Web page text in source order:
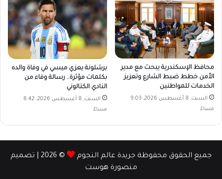
محافظ الإسكندرية يبحث مع مدير
الأمن خطط ضبط الشارع وتعزيز
الخدمات للمواطنين
السبت, 8 أغسطس 2026, 9:03
مساءً
برشلونة يعزي ميسي في وفاة والده
بكلمات مؤثرة.. رسالة وفاء من
النادي الكتالوني
السبت, 8 أغسطس 2026, 8:42
مساءً
جميع الحقوق محفوظة جريدة عالم النجوم
© 2026 | تصميم
منصورة هوست